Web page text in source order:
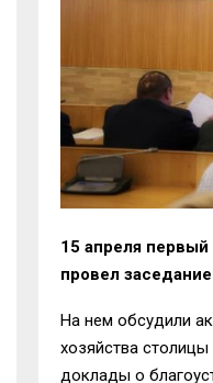
15 апреля
провел
На нем обсудили
хозяйства
доклады о